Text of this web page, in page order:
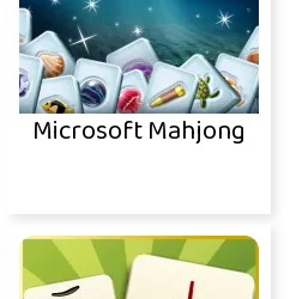
Microsoft Mahjong